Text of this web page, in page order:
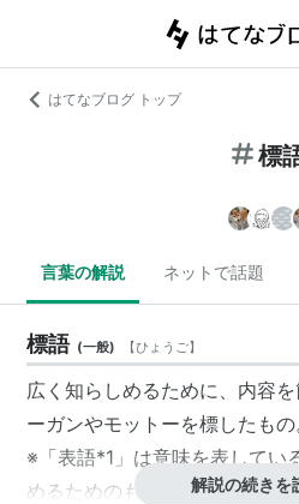
はてなブログ トップ
標
言葉の解説 ネットで話題
標語 (一般) 【ひょうご】
広く知らしめるために、内容
ーガンやモットーを標したもの
※「表語*1 」は意味を表してい
めるためのものではない。
解説の続きを